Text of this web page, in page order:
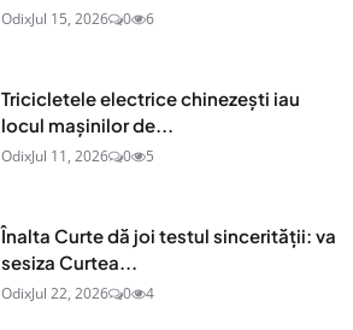
OdixJul 15, 2026 0 6
Tricicletele electrice chinezești iau
locul mașinilor de...
OdixJul 11, 2026 0 5
Înalta Curte dă joi testul sincerității: va
sesiza Curtea...
OdixJul 22, 2026 0 4